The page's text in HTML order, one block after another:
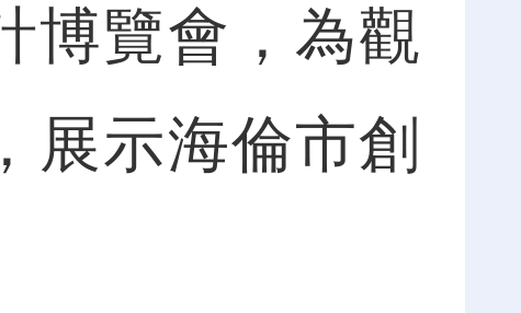
博覽會，為觀
展示海倫市創